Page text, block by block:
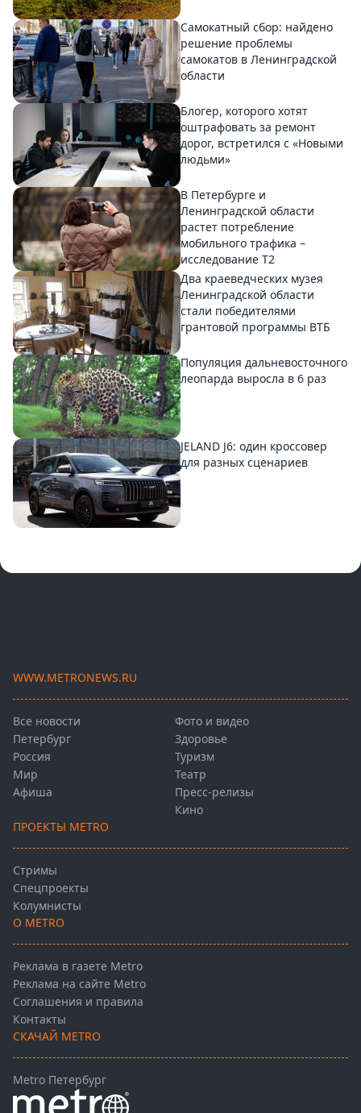
Самокатный сбор: найдено
решение проблемы
самокатов в Ленинградской
области
Блогер, которого хотят
оштрафовать за ремонт
дорог, встретился с «Новыми
людьми»
В Петербурге и
Ленинградской области
растет потребление
мобильного трафика –
исследование T2
Два краеведческих музея
Ленинградской области
стали победителями
грантовой программы ВТБ
Популяция дальневосточного
леопарда выросла в 6 раз
JELAND J6: один кроссовер
для разных сценариев
WWW.METRONEWS.RU
Все новости
Петербург
Россия
Мир
Афиша
Фото и видео
Здоровье
Туризм
Театр
Пресс-релизы
Кино
ПРОЕКТЫ METRO
Стримы
Спецпроекты
Колумнисты
О METRO
Реклама в газете Metro
Реклама на сайте Metro
Соглашения и правила
Контакты
СКАЧАЙ METRO
Metro Петербург